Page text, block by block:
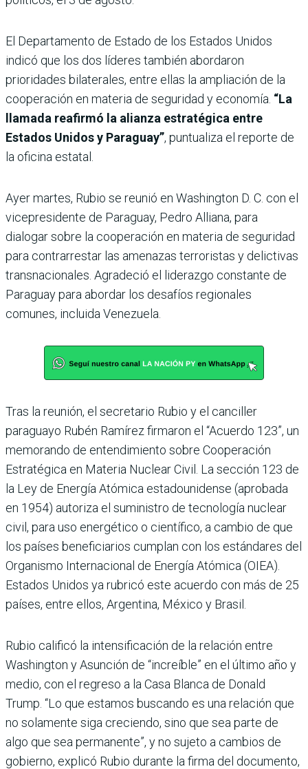
El Departamento de Estado de los Estados Unidos
indicó que los dos líderes también abordaron
prioridades bilaterales, entre ellas la ampliación de la
cooperación en materia de seguridad y economía. “La
llamada reafirmó la alianza estratégica entre
Estados Unidos y Paraguay”, puntualiza el reporte de
la oficina estatal.
Ayer martes, Rubio se reunió en Washington D. C. con el
vicepresidente de Paraguay, Pedro Alliana, para
dialogar sobre la cooperación en materia de seguridad
para contrarrestar las amenazas terroristas y delictivas
transnacionales. Agradeció el liderazgo constante de
Paraguay para abordar los desafíos regionales
comunes, incluida Venezuela.
Tras la reunión, el secretario Rubio y el canciller
paraguayo Rubén Ramírez firmaron el “Acuerdo 123”, un
memorando de entendimiento sobre Cooperación
Estratégica en Materia Nuclear Civil. La sección 123 de
la Ley de Energía Atómica estadounidense (aprobada
en 1954) autoriza el suministro de tecnología nuclear
civil, para uso energético o científico, a cambio de que
los países beneficiarios cumplan con los estándares del
Organismo Internacional de Energía Atómica (OIEA).
Estados Unidos ya rubricó este acuerdo con más de 25
países, entre ellos, Argentina, México y Brasil.
Rubio calificó la intensificación de la relación entre
Washington y Asunción de “increíble” en el último año y
medio, con el regreso a la Casa Blanca de Donald
Trump. “Lo que estamos buscando es una relación que
no solamente siga creciendo, sino que sea parte de
algo que sea permanente”, y no sujeto a cambios de
gobierno, explicó Rubio durante la firma del documento,